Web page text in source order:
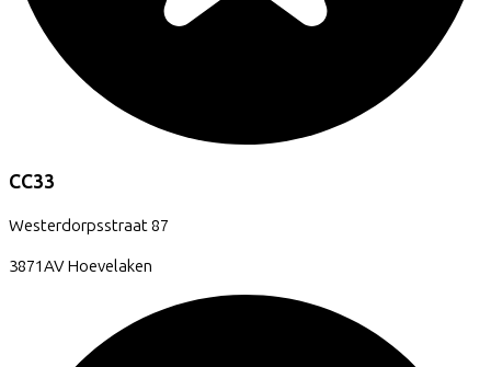
CC33
Westerdorpsstraat87
3871AVHoevelaken